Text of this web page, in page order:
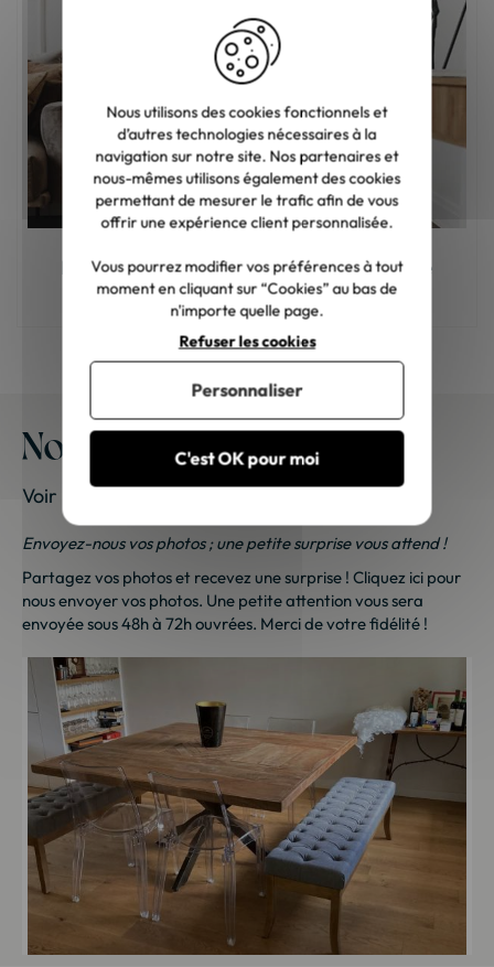
Meuble en bois : comment choisir la bonne
teinte ?
Nos meubles chez vous
Voir les photos de nos clients
Envoyez-nous vos photos ; une petite surprise vous attend !
Partagez vos photos et recevez une surprise ! Cliquez ici pour
nous envoyer vos photos. Une petite attention vous sera
envoyée sous 48h à 72h ouvrées. Merci de votre fidélité !
Nous utilisons des cookies fonctionnels et
d’autres technologies nécessaires à la
navigation sur notre site. Nos partenaires et
nous-mêmes utilisons également des cookies
permettant de mesurer le trafic afin de vous
offrir une expérience client personnalisée.
Vous pourrez modifier vos préférences à tout
moment en cliquant sur “Cookies” au bas de
n'importe quelle page.
C'est OK pour moi
Refuser les cookies
Personnaliser